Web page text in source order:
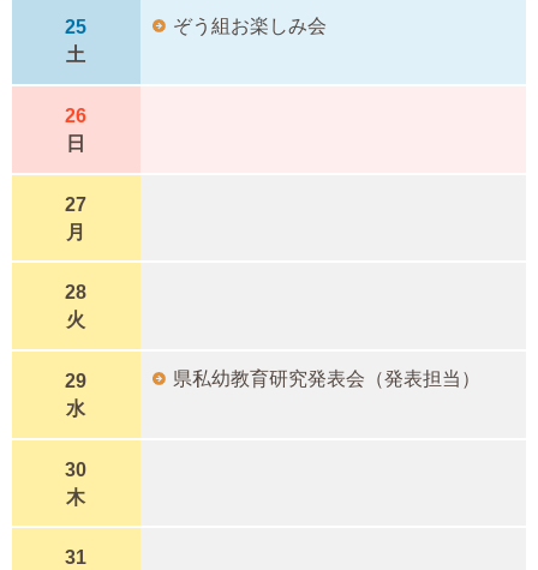
25
土
ぞう組お楽しみ会
26
日
27
月
28
火
29
水
県私幼教育研究発表会（発表担当）
30
木
31